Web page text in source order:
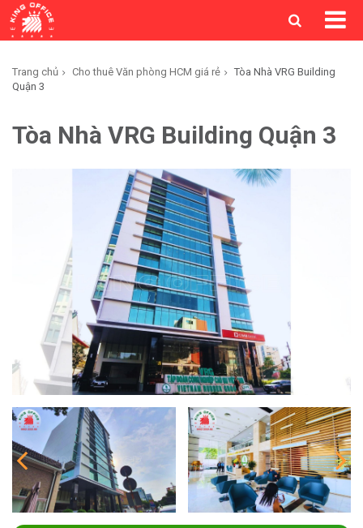
Trang chủ Cho thuê Văn phòng HCM giá rẻ
Tòa Nhà VRG Building
Quận 3
Tòa Nhà VRG Building Quận 3